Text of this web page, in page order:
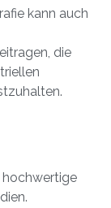
kann auch
die
hochwertige